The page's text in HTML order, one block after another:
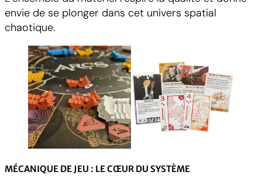
envie de se plonger dans cet univers spatial
chaotique.
MÉCANIQUE DE JEU : LE CŒUR DU SYSTÈME